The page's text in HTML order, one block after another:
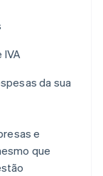
IVA
da sua
e
que